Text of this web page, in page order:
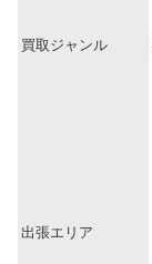
買取ジャンル
出張エリア